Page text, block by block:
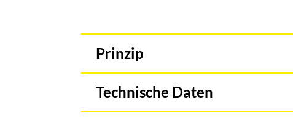
Prinzip
Technische Daten